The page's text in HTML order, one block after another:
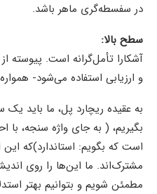
در سفسطه‌گری ماهر باشد.
سطح بالا:
آشکارا تأمل‌گرانه است. پیوسته از
و ارزیابی استفاده می‌شود-
به عقیده ریچارد پل، ما باید
بگیریم، ( به جای واژه سنجه، با
است که بگویم: استاندارد)که این
مشترک‌اند. ما این‌ها را روی
مطمئن شویم و بتوانیم بهتر